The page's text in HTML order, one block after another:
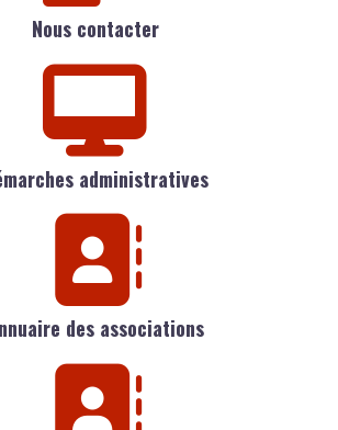
Nous contacter
administratives
des associations